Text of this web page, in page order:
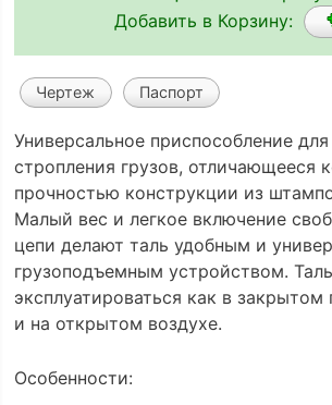
Добавить в Корзину:
Чертеж Паспорт
Универсальное приспособление
стропления грузов, отличающееся
прочностью конструкции из
Малый вес и легкое включение
цепи делают таль удобным и
грузоподъемным устройством.
эксплуатироваться как в
и на открытом воздухе.
Особенности: